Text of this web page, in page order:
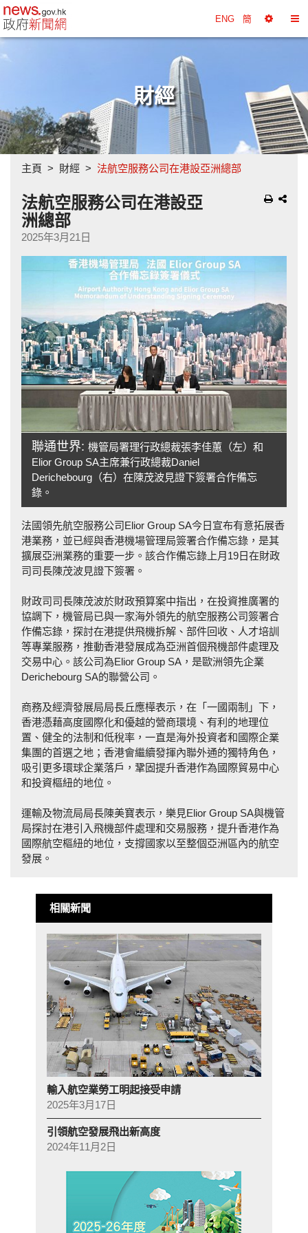
政府新聞網主頁 ENG 簡
擇
換
財經
主頁 財經 法航空服務公司在港設亞洲總部
法航空服務公司在港設亞
洲總部
2025年3月21日
聯通世界: 機管局署理行政總裁張李佳蕙（左）和
Elior Group SA主席兼行政總裁Daniel
Derichebourg（右）在陳茂波見證下簽署合作備忘
錄。
法國領先航空服務公司Elior Group SA今日宣布有意拓展香
港業務，並已經與香港機場管理局簽署合作備忘錄，是其
擴展亞洲業務的重要一步。該合作備忘錄上月19日在財政
司司長陳茂波見證下簽署。
財政司司長陳茂波於財政預算案中指出，在投資推廣署的
協調下，機管局已與一家海外領先的航空服務公司簽署合
作備忘錄，探討在港提供飛機拆解、部件回收、人才培訓
等專業服務，推動香港發展成為亞洲首個飛機部件處理及
交易中心。該公司為Elior Group SA，是歐洲領先企業
Derichebourg SA的聯營公司。
商務及經濟發展局局長丘應樺表示，在「一國兩制」下，
香港憑藉高度國際化和優越的營商環境、有利的地理位
置、健全的法制和低稅率，一直是海外投資者和國際企業
集團的首選之地；香港會繼續發揮內聯外通的獨特角色，
吸引更多環球企業落戶，鞏固提升香港作為國際貿易中心
和投資樞紐的地位。
運輸及物流局局長陳美寶表示，樂見Elior Group SA與機管
局探討在港引入飛機部件處理和交易服務，提升香港作為
國際航空樞紐的地位，支撐國家以至整個亞洲區內的航空
發展。
相關新聞
輸入航空業勞工明起接受申請
2025年3月17日
引領航空發展飛出新高度
2024年11月2日